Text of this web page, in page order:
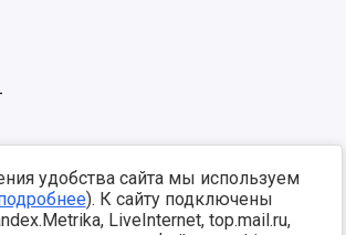
удобства сайта мы используем
). К сайту подключены
LiveInternet, top.mail.ru,